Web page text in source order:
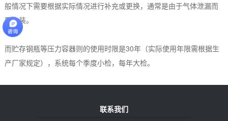
般情况下需要根据实际情况进行补充或更换，通常是由于气体泄漏而
要充装。
而贮存钢瓶等压力容器则的使用时限是30年（实际使用年限需根据生
产厂家规定），系统每个季度小检，每年大检。
联系我们